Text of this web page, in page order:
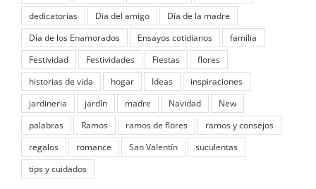
dedicatorias
Dia del amigo
Día de la madre
Día de los Enamorados
Ensayos cotidianos
familia
Festividad
Festividades Fiestas
flores
historias de vida
hogar Ideas
inspiraciones
jardineria
jardín madre Navidad
New
palabras
Ramos ramos de flores
ramos y consejos
regalos
romance San Valentín
suculentas
tips y cuidados